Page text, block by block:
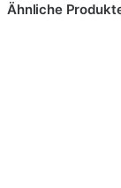
Ähnliche